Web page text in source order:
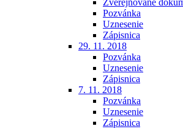
Zverejňované
Pozvánka
Uznesenie
Zápisnica
29. 11. 2018
Pozvánka
Uznesenie
Zápisnica
7. 11. 2018
Pozvánka
Uznesenie
Zápisnica